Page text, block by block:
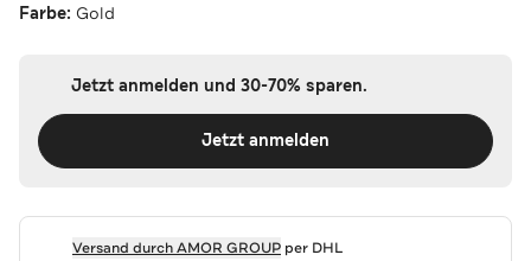
Farbe: Gold
Jetzt anmelden und 30-70% sparen.
Jetzt anmelden
Versand durchAMOR GROUPper DHL